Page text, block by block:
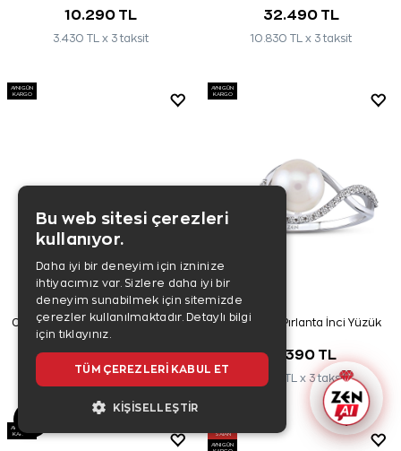
10.290 TL
3.430 TL x 3 taksit
32.490 TL
10.830 TL x 3 taksit
AYNI GÜN
KARGO
0,36 Karat Baget Pırlanta Bileklik
75.990 TL
AYNI GÜN
KARGO
0,07 Karat Pırlanta İnci Yüzük
21.390 TL
7.130 TL x 3 taksit
AYNI GÜN
KARGO
SATAN
AYNI GÜN
Bu web sitesi çerezleri
kullanıyor.
Daha iyi bir deneyim için izninize
ihtiyacımız var. Sizlere daha iyi bir
deneyim sunabilmek için sitemizde
çerezler kullanılmaktadır. Detaylı bilgi
için tıklayınız.
TÜM ÇEREZLERI KABUL ET
KIŞISELLEŞTIR